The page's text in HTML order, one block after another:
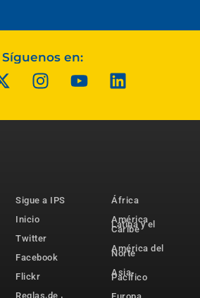
Síguenos en:
Sigue a IPS
Inicio
Twitter
Facebook
Flickr
Reglas de
África
América
Latina y el
Caribe
América del
Norte
Asia-
Pacífico